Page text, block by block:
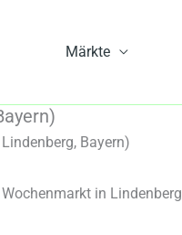
Märkte
Bayern)
Wochenmarkt in Lindenberg